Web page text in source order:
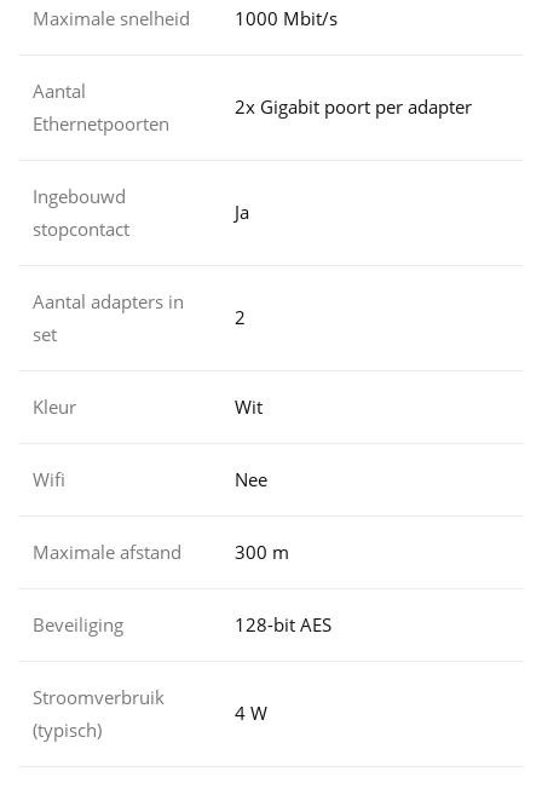
Maximale snelheid 1000 Mbit/s
Aantal
Ethernetpoorten
2x Gigabit poort per adapter
Ingebouwd
stopcontact
Ja
Aantal adapters in
set
2
Kleur Wit
Wifi Nee
Maximale afstand 300 m
Beveiliging 128-bit AES
Stroomverbruik
(typisch)
4 W